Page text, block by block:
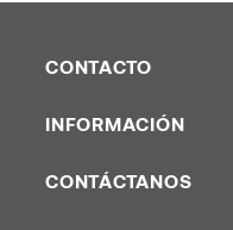
CONTACTO
INFORMACIÓN
CONTÁCTANOS